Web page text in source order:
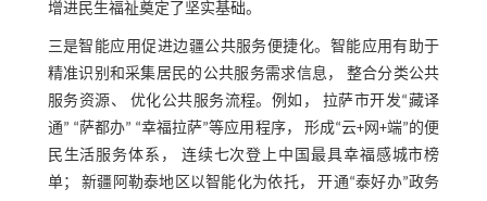
增进民生福祉奠定了坚实基础。
三是智能应用促进边疆公共服务便捷化。智能应用有助于
精准识别和采集居民的公共服务需求信息， 整合分类公共
服务资源、 优化公共服务流程。例如， 拉萨市开发“藏译
通” “萨都办” “幸福拉萨”等应用程序， 形成“云+网+端”的便
民生活服务体系， 连续七次登上中国最具幸福感城市榜
单； 新疆阿勒泰地区以智能化为依托， 开通“泰好办”政务